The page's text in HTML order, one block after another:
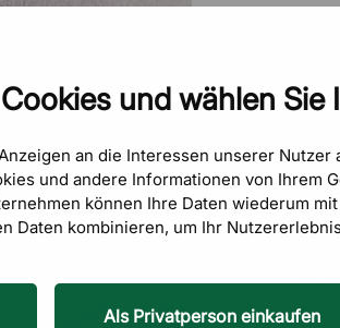
und wählen Sie
an die Interessen unserer
und andere Informationen von Ihrem
können Ihre Daten wiederum
Daten kombinieren, um Ihr
Als Privatperson einkaufen
mit
Für
Produkten,